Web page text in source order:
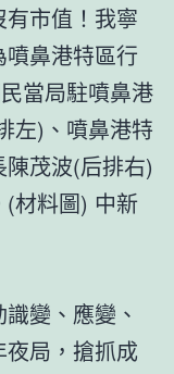
市值！我寧
鼻港特區行
當局駐噴鼻港
左)、噴鼻港特
茂波(后排右)
(材料圖) 中新
變、應變、
夜局，搶抓成